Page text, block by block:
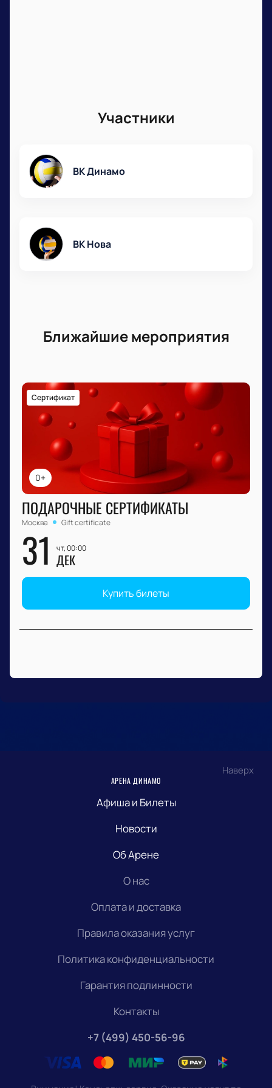
Участники
ВК Динамо
ВК Нова
Ближайшие мероприятия
0+
Сертификат
ПОДАРОЧНЫЕ СЕРТИФИКАТЫ
Москва Gift certificate
31 чт, 00:00
ДЕК
Купить билеты
Наверх
АРЕНА ДИНАМО
Афиша и Билеты
Новости
Об Арене
О нас
Оплата и доставка
Правила оказания услуг
Политика конфиденциальности
Гарантия подлинности
Контакты
+7 (499) 450-56-96